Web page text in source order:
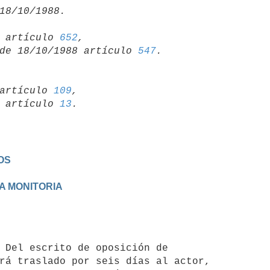
artículo 652,
de 18/10/1988 artículo
547
artículo 109,
artículo
13
MONITORIA
traslado por seis días al actor,